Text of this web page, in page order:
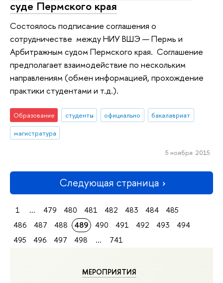
МЕРОПРИЯТИЯ
суде Пермского края
Состоялось подписание соглашения о
сотрудничестве между НИУ ВШЭ — Пермь и
Арбитражным судом Пермского края. Соглашение
предполагает взаимодействие по нескольким
направлениям (обмен информацией, прохождение
практики студентами и т.д.).
Образование студенты официально
бакалавриат
магистратура
5 ноября 2015
Следующая страница
1 ... 479 480 481 482 483 484
485
486
487 488 489 490 491 492 493
494
495
496 497 498 ... 741